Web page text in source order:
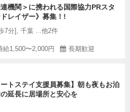
連機関＞に携われる国際協力PRスタ
レイザー》募集！!
7分], 千葉 ...他2件
1,500〜2,000円
長期歓迎
ートステイ支援員募集】朝も夜もお泊
延長に居場所と安心を